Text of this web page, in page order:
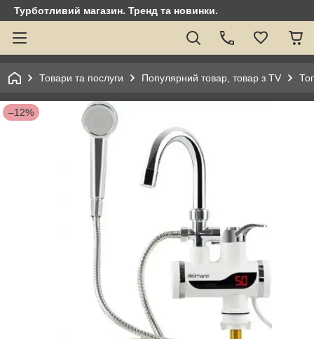
Турботливий магазин. Тренд та новинки.
Товари та послуги Популярний товар, товар з TV
–12%